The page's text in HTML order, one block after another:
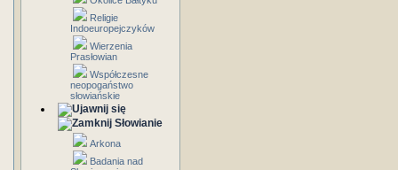
Religie
Indoeuropejczyków
Wierzenia
Prasłowian
Współczesne
neopogaństwo
słowiańskie
Słowianie
Arkona
Badania nad